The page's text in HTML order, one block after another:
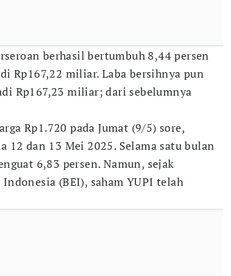
berhasil bertumbuh 8,44 persen
Rp167,22 miliar. Laba bersihnya pun
Rp167,23 miliar; dari sebelumnya
Rp1.720 pada Jumat (9/5) sore,
12 dan 13 Mei 2025. Selama satu bulan
6,83 persen. Namun, sejak
(BEI), saham YUPI telah